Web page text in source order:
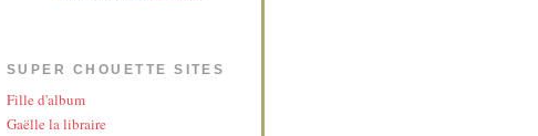
SUPER CHOUETTE SITES
Fille d'album
Gaëlle la libraire